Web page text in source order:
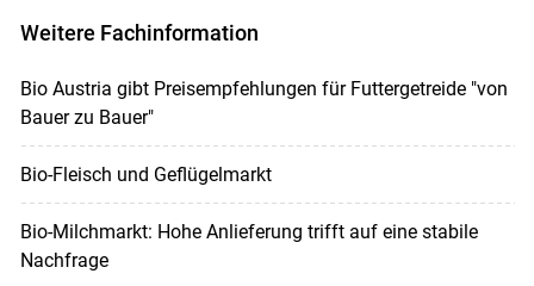
Weitere Fachinformation
Bio Austria gibt Preisempfehlungen für Futtergetreide "von
Bauer zu Bauer"
Bio-Fleisch und Geflügelmarkt
Bio-Milchmarkt: Hohe Anlieferung trifft auf eine stabile
Nachfrage